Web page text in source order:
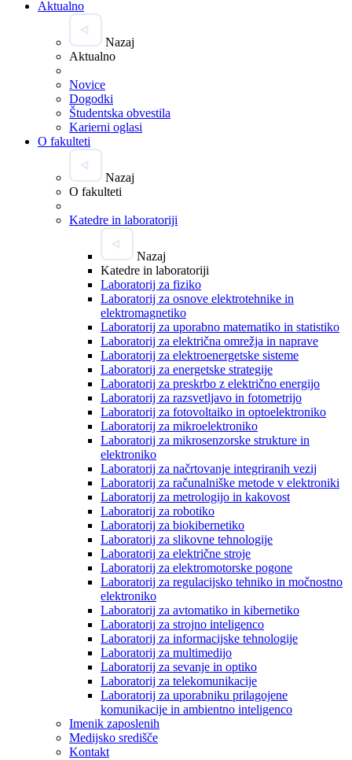
Aktualno
Nazaj
Aktualno
Novice
Dogodki
Študentska obvestila
Karierni oglasi
O fakulteti
Nazaj
O fakulteti
Katedre in laboratoriji
Nazaj
Katedre in laboratoriji
Laboratorij za fiziko
Laboratorij za osnove elektrotehnike in
elektromagnetiko
Laboratorij za uporabno matematiko in statistiko
Laboratorij za električna omrežja in naprave
Laboratorij za elektroenergetske sisteme
Laboratorij za energetske strategije
Laboratorij za preskrbo z električno energijo
Laboratorij za razsvetljavo in fotometrijo
Laboratorij za fotovoltaiko in optoelektroniko
Laboratorij za mikroelektroniko
Laboratorij za mikrosenzorske strukture in
elektroniko
Laboratorij za načrtovanje integriranih vezij
Laboratorij za računalniške metode v elektroniki
Laboratorij za metrologijo in kakovost
Laboratorij za robotiko
Laboratorij za biokibernetiko
Laboratorij za slikovne tehnologije
Laboratorij za električne stroje
Laboratorij za elektromotorske pogone
Laboratorij za regulacijsko tehniko in močnostno
elektroniko
Laboratorij za avtomatiko in kibernetiko
Laboratorij za strojno inteligenco
Laboratorij za informacijske tehnologije
Laboratorij za multimedijo
Laboratorij za sevanje in optiko
Laboratorij za telekomunikacije
Laboratorij za uporabniku prilagojene
komunikacije in ambientno inteligenco
Imenik zaposlenih
Medijsko središče
Kontakt